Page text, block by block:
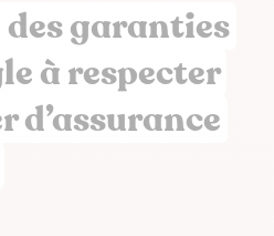
garanties
à respecter
d’assurance